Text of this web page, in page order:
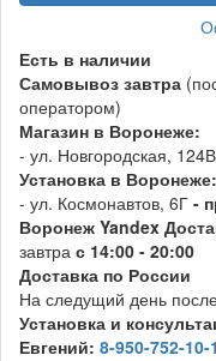
Есть в наличии
Самовывоз завтра
оператором)
Магазин в Воронеже:
- ул. Новгородская, 124В
Установка в Воронеже:
- ул. Космонавтов, 6Г -
Воронеж Yandex Д
завтра с 14:00 - 20:00
Доставка по России
На следущий день
Установка и
Евгений: 8-950-752-10-